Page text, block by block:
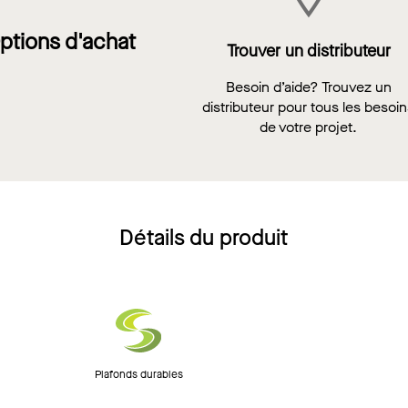
d'achat Trouver un distributeur
Besoin d’aide? Trouvez un
distributeur pour tous les
de votre projet.
Détails du produit
Plafonds durables